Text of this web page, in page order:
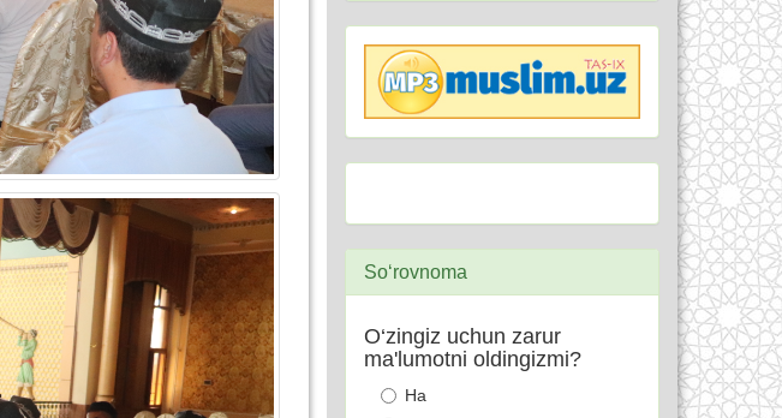
So‘rovnoma
O‘zingiz uchun zarur
ma'lumotni oldingizmi?
Ha